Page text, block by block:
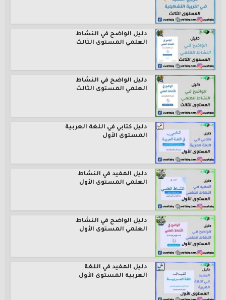
دليل الواضح في النشاط
العلمي المستوى الثالث
دليل الواضح في النشاط
العلمي المستوى الثالث
دليل كتابي في اللغة العربية
المستوى الأول
دليل المفيد في النشاط
العلمي المستوى الأول
دليل الواضح في النشاط
العلمي المستوى الأول
دليل المفيد في اللغة
العربية المستوى الأول